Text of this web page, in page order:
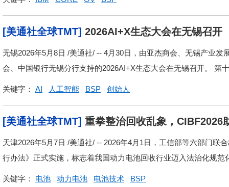
[美通社全球TMT] 2026AI+X生态大会在无锡召开
无锡2026年5月8日 /美通社/ -- 4月30日，由亚杰商会、无锡产业
会、中国银行无锡分行支持的2026AI+X生态大会在无锡召开。 第
关键字： AI 人工智能 BSP 创始人
[美通社全球TMT] 重拳整治回收乱象，CIBF2026
天津2026年5月7日 /美通社/ -- 2026年4月1日，工信部等六部门联
行办法》正式实施，标志着我国动力电池回收行业迈入法治化规范
关键字： 电池 动力电池 电池技术 BSP